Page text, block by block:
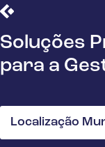
Soluções
para a
Localização